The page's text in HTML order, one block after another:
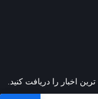
اخبار را دریافت کنید.